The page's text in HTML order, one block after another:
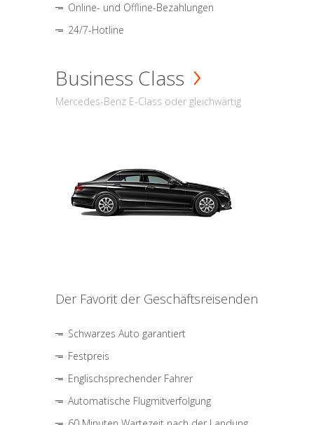
Online- und Offline-Bezahlungen
24/7-Hotline
Business Class
Mercedes-Benz E-Class oder gleichwärtig
Der Favorit der Geschäftsreisenden
Schwarzes Auto garantiert
Festpreis
Englischsprechender Fahrer
Automatische Flugmitverfolgung